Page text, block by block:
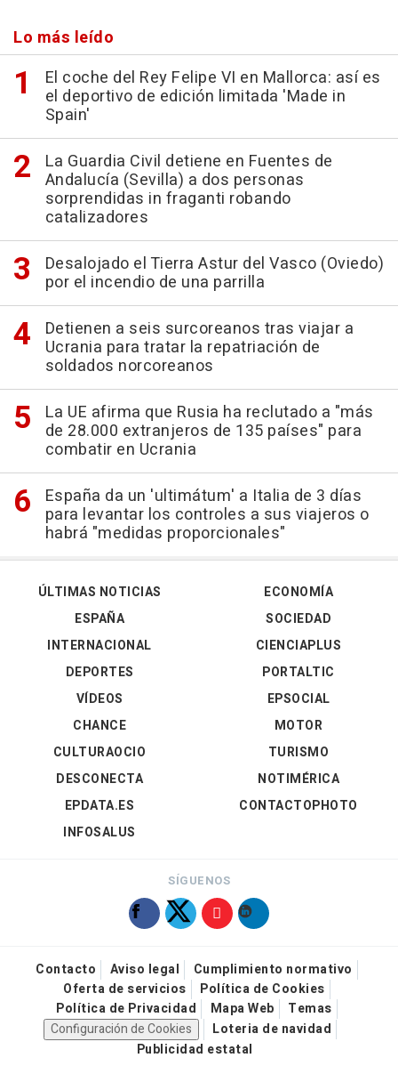
Lo más leído
El coche del Rey Felipe VI en Mallorca: así es
el deportivo de edición limitada 'Made in
Spain'
La Guardia Civil detiene en Fuentes de
Andalucía (Sevilla) a dos personas
sorprendidas in fraganti robando
catalizadores
Desalojado el Tierra Astur del Vasco (Oviedo)
por el incendio de una parrilla
Detienen a seis surcoreanos tras viajar a
Ucrania para tratar la repatriación de
soldados norcoreanos
La UE afirma que Rusia ha reclutado a "más
de 28.000 extranjeros de 135 países" para
combatir en Ucrania
España da un 'ultimátum' a Italia de 3 días
para levantar los controles a sus viajeros o
habrá "medidas proporcionales"
ÚLTIMAS NOTICIAS
ESPAÑA
INTERNACIONAL
DEPORTES
VÍDEOS
ECONOMÍA
SOCIEDAD
CIENCIAPLUS
PORTALTIC
EPSOCIAL
CHANCE
CULTURAOCIO
DESCONECTA
EPDATA.ES
INFOSALUS
MOTOR
TURISMO
NOTIMÉRICA
CONTACTOPHOTO
SÍGUENOS
Contacto Aviso legal
Cumplimiento normativo
Oferta de servicios
Política de Cookies
Política de Privacidad
Mapa Web
Temas
Configuración de Cookies
Loteria de navidad
Publicidad estatal